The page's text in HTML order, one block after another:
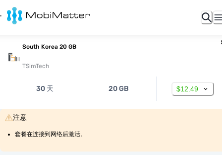
South Korea 20 GB
TSimTech
30 天 20 GB $12.49
注意
套餐在连接到网络后激活。